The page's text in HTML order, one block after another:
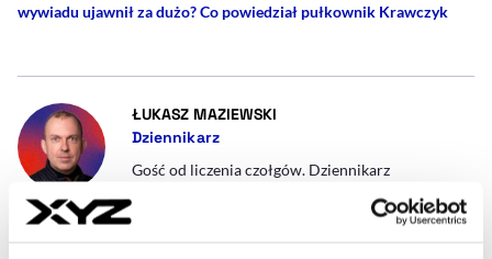
wywiadu ujawnił za dużo? Co powiedział pułkownik Krawczyk
ŁUKASZ MAZIEWSKI
Dziennikarz
Gość od liczenia czołgów. Dziennikarz
międzynarodowym. Piszę o wojsku, policji i